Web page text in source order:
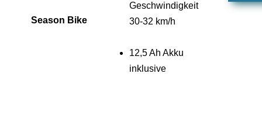
Season Bike
Geschwindigkeit
30-32 km/h
12,5 Ah Akku
inklusive